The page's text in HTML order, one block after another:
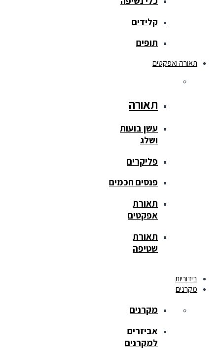
קלידים
תופים
תאורה ואפקטים
תאורה
עשן בועות
ושלג
פליקרים
פנסים חכמים
תאורת
אפקטים
תאורת
שטיפה
בידוריות
מקרנים
מקרנים
אביזרים
למקרנים